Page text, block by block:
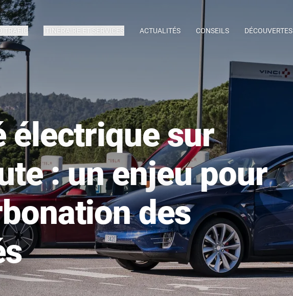
TRAFIC ITINÉRAIRE ET SERVICES ACTUALITÉS CONSEILS DÉCOUVERTES
électrique sur
: un enjeu pour
des